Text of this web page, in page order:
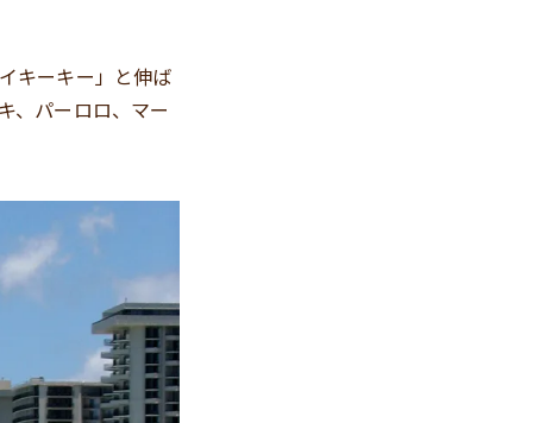
キーキー」と伸ば
、パーロロ、マー